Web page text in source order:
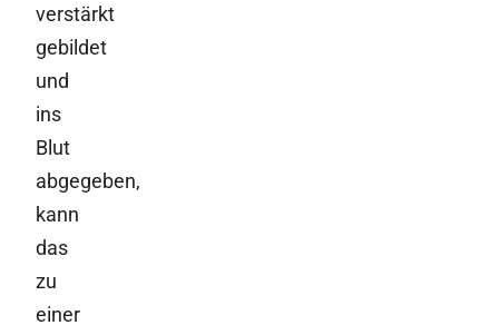
verstärkt
gebildet
und
ins
Blut
abgegeben,
kann
das
zu
einer